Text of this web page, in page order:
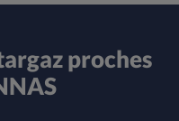
proches